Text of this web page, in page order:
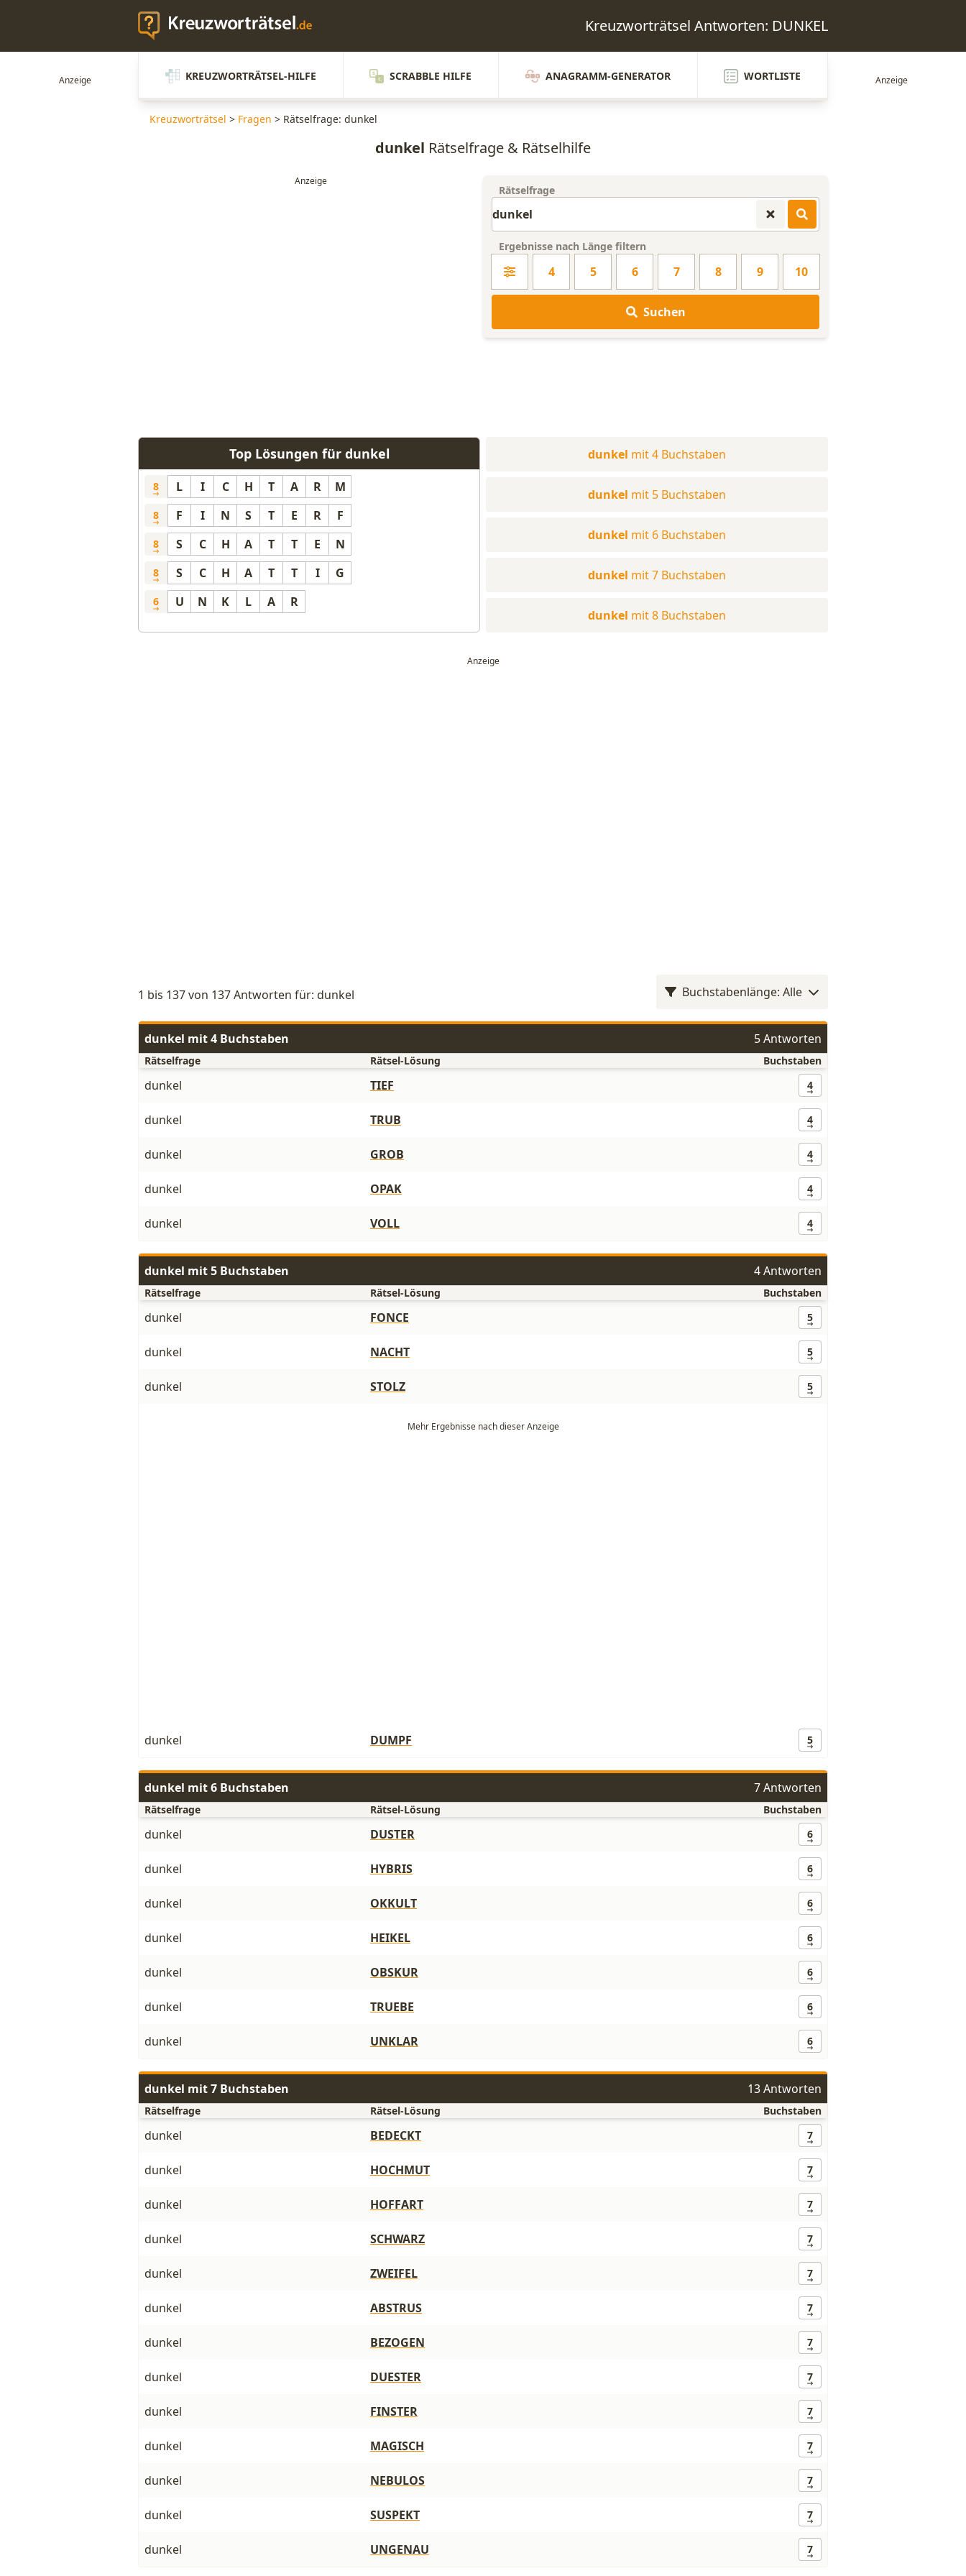
Kreuzworträtsel Antworten: DUNKEL
KREUZWORTRÄTSEL-HILFE SCRABBLE HILFE ANAGRAMM-GENERATOR WORTLISTE
Kreuzworträtsel > Fragen > Rätselfrage: dunkel
dunkel Rätselfrage & Rätselhilfe
Rätselfrage
Ergebnisse nach Länge filtern
4 5 6 7 8 9 10
Suchen
Top Lösungen für dunkel
8 L I C H T A R M
8 F I N S T E R F
8 S C H A T T E N
8 S C H A T T I G
6 U N K L A R
dunkel mit 4 Buchstaben
dunkel mit 5 Buchstaben
dunkel mit 6 Buchstaben
dunkel mit 7 Buchstaben
dunkel mit 8 Buchstaben
1 bis 137 von 137 Antworten für: dunkel Buchstabenlänge: Alle
dunkel mit 4 Buchstaben 5 Antworten
Rätselfrage Rätsel-Lösung Buchstaben
dunkel TIEF 4
dunkel TRUB 4
dunkel GROB 4
dunkel OPAK 4
dunkel VOLL 4
dunkel mit 5 Buchstaben 4 Antworten
Rätselfrage Rätsel-Lösung Buchstaben
dunkel FONCE 5
dunkel NACHT 5
dunkel STOLZ 5
dunkel DUMPF 5
dunkel mit 6 Buchstaben 7 Antworten
Rätselfrage Rätsel-Lösung Buchstaben
dunkel DUSTER 6
dunkel HYBRIS 6
dunkel OKKULT 6
dunkel HEIKEL 6
dunkel OBSKUR 6
dunkel TRUEBE 6
dunkel UNKLAR 6
dunkel mit 7 Buchstaben 13 Antworten
Rätselfrage Rätsel-Lösung Buchstaben
dunkel BEDECKT 7
dunkel HOCHMUT 7
dunkel HOFFART 7
dunkel SCHWARZ 7
dunkel ZWEIFEL 7
dunkel ABSTRUS 7
dunkel BEZOGEN 7
dunkel DUESTER 7
dunkel FINSTER 7
dunkel MAGISCH 7
dunkel NEBULOS 7
dunkel SUSPEKT 7
dunkel UNGENAU 7